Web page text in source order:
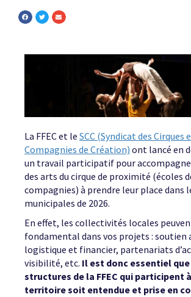
La FFEC et le SCC (Syndicat des Cirques
Compagnies de Création) ont lancé en
un travail participatif pour
des arts du cirque de proximité (écoles
compagnies) à prendre leur place dans
municipales de 2026.
En effet, les collectivités locales
fondamental dans vos projets : soutien
logistique et financier, partenariats
visibilité, etc. Il est donc essentiel
structures de la FFEC qui participent
territoire soit entendue et prise en